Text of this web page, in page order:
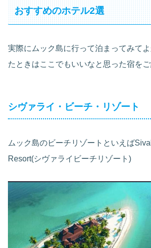
おすすめのホテル2選
実際にムック島に行って泊まってみて
たときはここでもいいなと思った宿をご
シヴァライ・ビーチ・リゾート
ムック島のビーチリゾートといえば
Resort(シヴァライビーチリゾート)